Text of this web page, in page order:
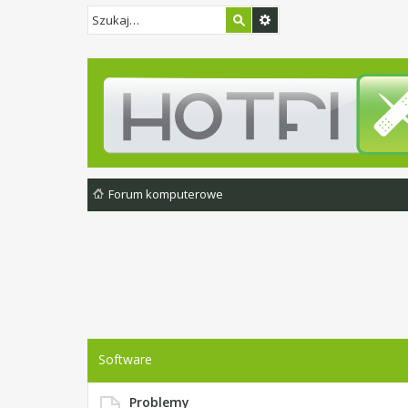
Forum komputerowe
Software
Problemy